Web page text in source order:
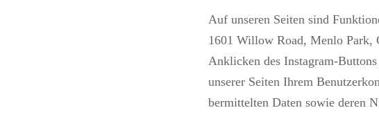
Auf unseren Seiten sind
1601 Willow Road, Menlo Park,
Anklicken des Instagram-
unserer Seiten Ihrem
bermittelten Daten sowie deren